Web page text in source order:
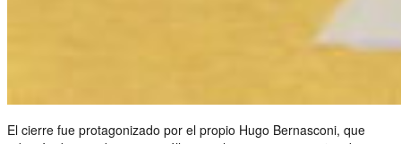
El cierre fue protagonizado por el propio Hugo Bernasconi, que